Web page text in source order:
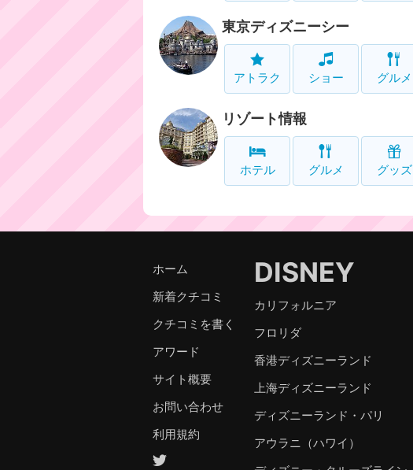
東京ディズニーシー
アトラク ショー グルメ
リゾート情報
ホテル グルメ グッズ
ホーム
新着クチコミ
クチコミを書く
アワード
サイト概要
お問い合わせ
利用規約
DISNEY
カリフォルニア
フロリダ
香港ディズニーランド
上海ディズニーランド
ディズニーランド・パリ
アウラニ（ハワイ）